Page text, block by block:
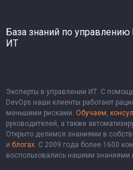
База знаний по управлению
ИТ
Эксперты в управлении ИТ. С
DevOps наши клиенты работают
меньшими рисками. Обучаем,
руководителей, а также
Открыто делимся знаниями в
и блогах. С 2009 года более 1600
воспользовались нашими знаниями